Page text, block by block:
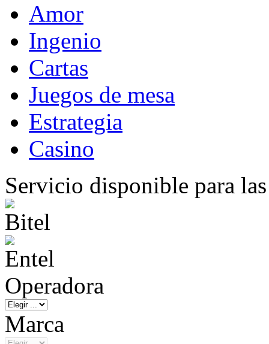
Amor
Ingenio
Cartas
Juegos de mesa
Estrategia
Casino
Servicio disponible para
Operadora
Marca